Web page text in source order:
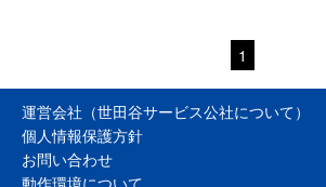
1
運営会社（世田谷サービス公社について）
個人情報保護方針
お問い合わせ
動作環境について